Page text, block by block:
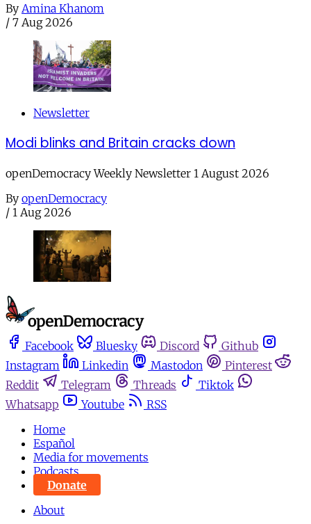
By Amina Khanom
/ 7 Aug 2026
Newsletter
Modi blinks and Britain cracks down
openDemocracy Weekly Newsletter 1 August 2026
By openDemocracy
/ 1 Aug 2026
Facebook Bluesky Discord
Github
Instagram
Linkedin Mastodon
Pinterest
Reddit
Telegram Threads
Tiktok
Whatsapp
Youtube
RSS
Home
Español
Media for movements
Podcasts
Donate
About